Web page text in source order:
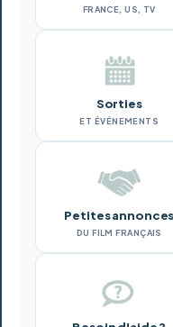
FRANCE, US, TV
Sorties
ET ÉVÉNEMENTS
Petites annonces
DU FILM FRANÇAIS